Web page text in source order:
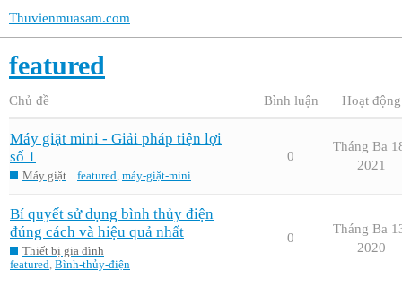
Thuvienmuasam.com
featured
Chủ đề Bình luận Hoạt động
Máy giặt mini - Giải pháp tiện lợi
số 1
Máy giặt featured, máy-giặt-mini
0
Tháng Ba
2021
Bí quyết sử dụng bình thủy điện
đúng cách và hiệu quả nhất
Thiết bị gia đình
featured, Bình-thủy-điện
0
Tháng Ba
2020